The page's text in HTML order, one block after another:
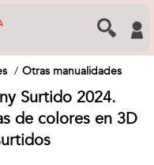
Otras manualidades
Surtido 2024.
de colores en 3D